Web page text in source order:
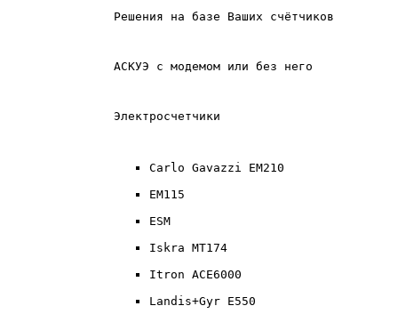
Решения на базе Ваших счётчиков
АСКУЭ с модемом или без него
Электросчетчики
Carlo Gavazzi EM210
EM115
ESM
Iskra MT174
Itron ACE6000
Landis+Gyr E550